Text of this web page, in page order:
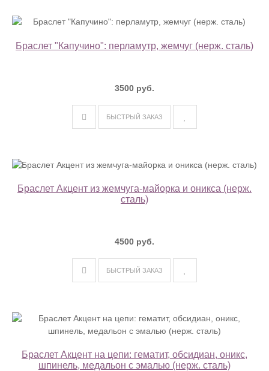
Браслет "Капучино": перламутр, жемчуг (нерж. сталь)
3500 руб.
БЫСТРЫЙ ЗАКАЗ
Браслет Акцент из жемчуга-майорка и оникса (нерж.
сталь)
4500 руб.
БЫСТРЫЙ ЗАКАЗ
Браслет Акцент на цепи: гематит, обсидиан, оникс,
шпинель, медальон с эмалью (нерж. сталь)